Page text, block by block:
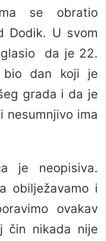
se obratio
Dodik. U svom
da je 22.
bio dan koji je
grada i da je
nesumnjivo ima
je neopisiva.
obilježavamo i
ovakav
čin nikada nije